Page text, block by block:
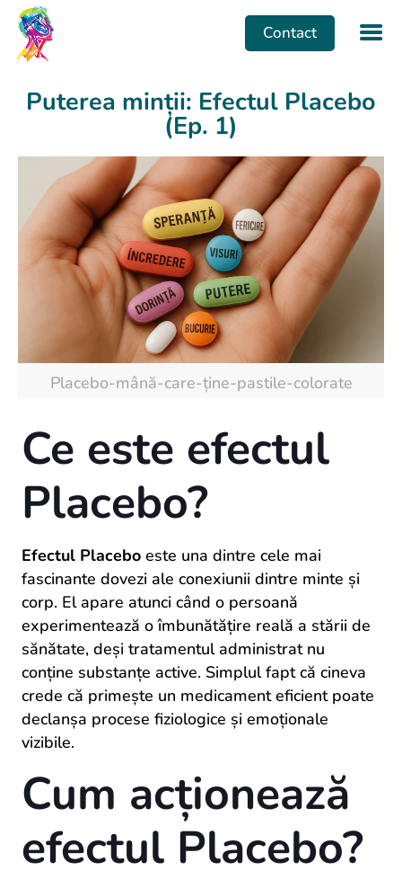
Contact
Puterea minții: Efectul Placebo
(Ep. 1)
Placebo-mână-care-ține-pastile-colorate
Ce este efectul
Placebo?
Efectul Placebo este una dintre cele mai
fascinante dovezi ale conexiunii dintre minte și
corp. El apare atunci când o persoană
experimentează o îmbunătățire reală a stării de
sănătate, deși tratamentul administrat nu
conține substanțe active. Simplul fapt că cineva
crede că primește un medicament eficient poate
declanșa procese fiziologice și emoționale
vizibile.
Cum acționează
efectul Placebo?